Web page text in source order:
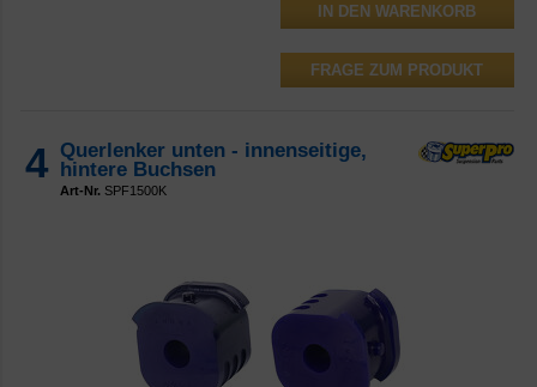
FRAGE ZUM PRODUKT
4 Querlenker unten - innenseitige,
hintere Buchsen
Art-Nr. SPF1500K